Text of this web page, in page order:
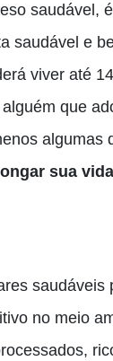
saudável,
saudável e
viver até
que
algumas
sua vida
saudáveis
no meio